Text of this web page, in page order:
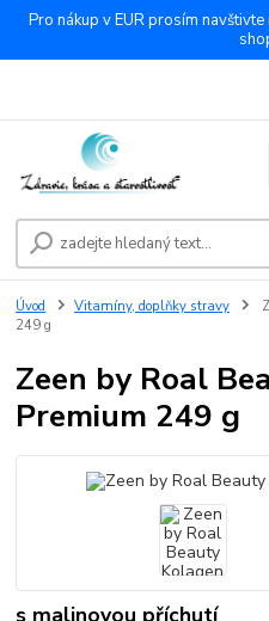
Pro nákup v EUR prosím
Úvod Vitamíny, doplňky stravy
249 g
Zeen by Roal
Premium 249 g